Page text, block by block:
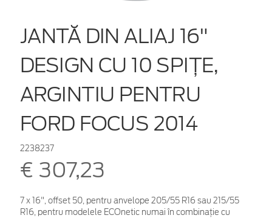
JANTĂ DIN ALIAJ 16"
DESIGN CU 10 SPIŢE,
ARGINTIU PENTRU
FORD FOCUS 2014
2238237
€ 307,23
7 x 16", offset 50, pentru anvelope 205/55 R16 sau 215/55
R16, pentru modelele ECOnetic numai în combinaţie cu